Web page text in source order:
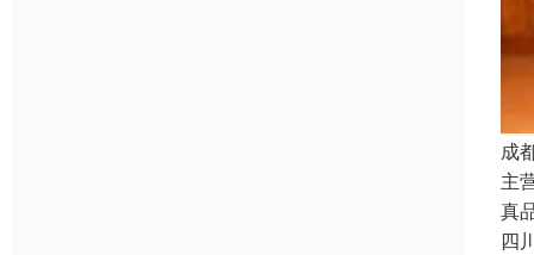
成
主
真
四